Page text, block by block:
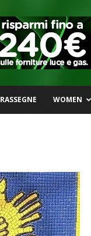
RASSEGNE WOMEN